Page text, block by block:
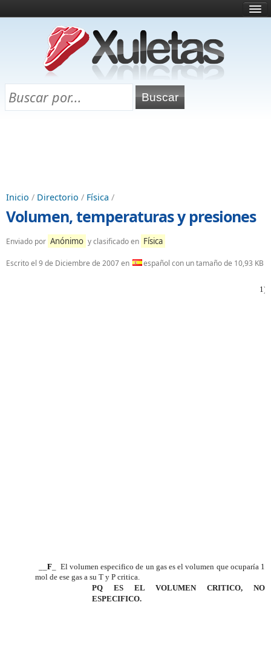
¿Qué es esto?
Directorio
Chuletas para exámenes
Inicio / Directorio / Física /
Volumen, temperaturas y presiones
Enviado por Anónimo y clasificado en Física
Escrito el 9 de Diciembre de 2007en español con un tamaño de 10,93 KB
1)
__F
El volumen especifico de un gas es el volumen que ocuparía 1
mol de ese gas a su T y P critica.
PQ ES EL VOLUMEN CRITICO, NO
ESPECIFICO.